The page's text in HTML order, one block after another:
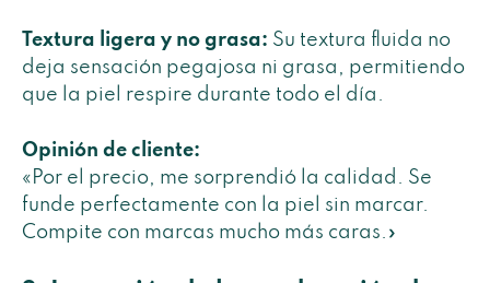
Textura ligera y no grasa: Su textura fluida no
deja sensación pegajosa ni grasa, permitiendo
que la piel respire durante todo el día.
Opinión de cliente:
«Por el precio, me sorprendió la calidad. Se
funde perfectamente con la piel sin marcar.
Compite con marcas mucho más caras.»